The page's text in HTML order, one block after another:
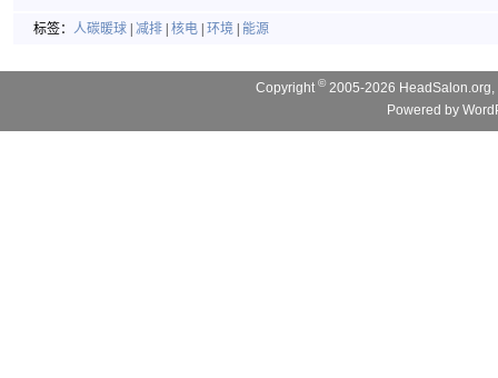
标签： 人碳暖球 减排 核电 环境 能源
Copyright© 2005-2026
Powered by